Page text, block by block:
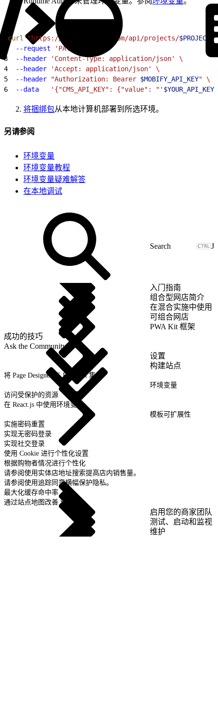
curl "https://cloud.mobify.com/api/projects/
  --request
'PATCH'
3
  --header
'Content-Type: application/json'
\
4
  --header
'Accept: application/json'
\
5
  --header
"Authorization: Bearer $MOBIFY_API_KEY" \
6
  --data
   '{"CMS_API_KEY": {"value": "'
将捆绑包从本地计算机部署到所选环境。
另请参阅
环境变量
环境变量教程
环境变量疑难解答
在本地调试
J
入门指南
组合型网店简介
在混合实施中使用
可组合网店
PWA Kit 框架
成功的技巧
Ask the Community
设置
构建站点
将 Page Designer 与 PWA Kit 集成
环境变量
访问受保护的资源
在 React.js 中使用环境变量
模板可扩展性
实施密码重置
实现无密码登录
实现社交登录
使用 Cookie 进行个性化设置
根据购物者情况进行个性化
请参阅使用实体店地址搜索提高店内销售量。
请参阅使用追踪同意横幅保护隐私。
最大化缓存命中率
通过站点地图改善 SEO
启用您的商家团队
测试、启动和监视
维护